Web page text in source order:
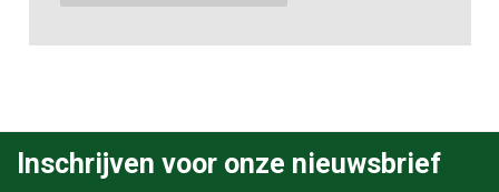
Inschrijven voor onze nieuwsbrief